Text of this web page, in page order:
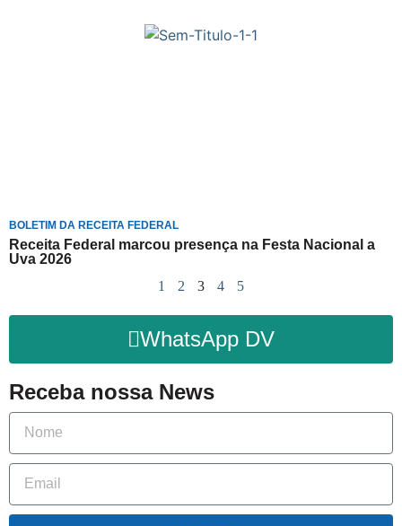
BOLETIM DA RECEITA FEDERAL
Receita Federal marcou presença na Festa Nacional a
Uva 2026
1
2 3 4 5
WhatsApp DV
Receba nossa News